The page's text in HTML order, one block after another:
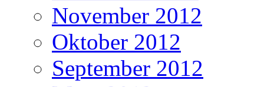
November 2012
Oktober 2012
September 2012